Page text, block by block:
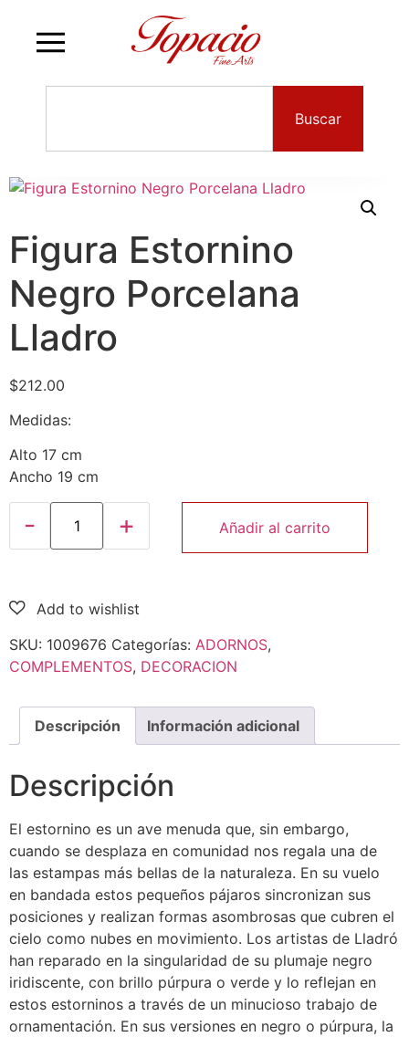
Buscar
Figura Estornino
Negro Porcelana
Lladro
$212.00
Medidas:
Alto 17 cm
Ancho 19 cm
Añadir al carrito
SKU: 1009676 Categorías: ADORNOS,
COMPLEMENTOS, DECORACION
Descripción Información adicional
Descripción
El estornino es un ave menuda que, sin embargo,
cuando se desplaza en comunidad nos regala una de
las estampas más bellas de la naturaleza. En su vuelo
en bandada estos pequeños pájaros sincronizan sus
posiciones y realizan formas asombrosas que cubren el
cielo como nubes en movimiento. Los artistas de Lladró
han reparado en la singularidad de su plumaje negro
iridiscente, con brillo púrpura o verde y lo reflejan en
estos estorninos a través de un minucioso trabajo de
ornamentación. En sus versiones en negro o púrpura, la